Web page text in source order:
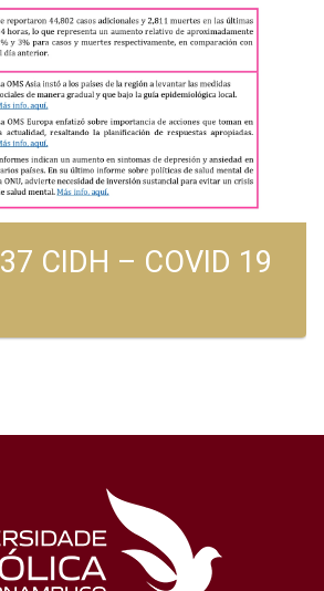
CIDH – COVID 19